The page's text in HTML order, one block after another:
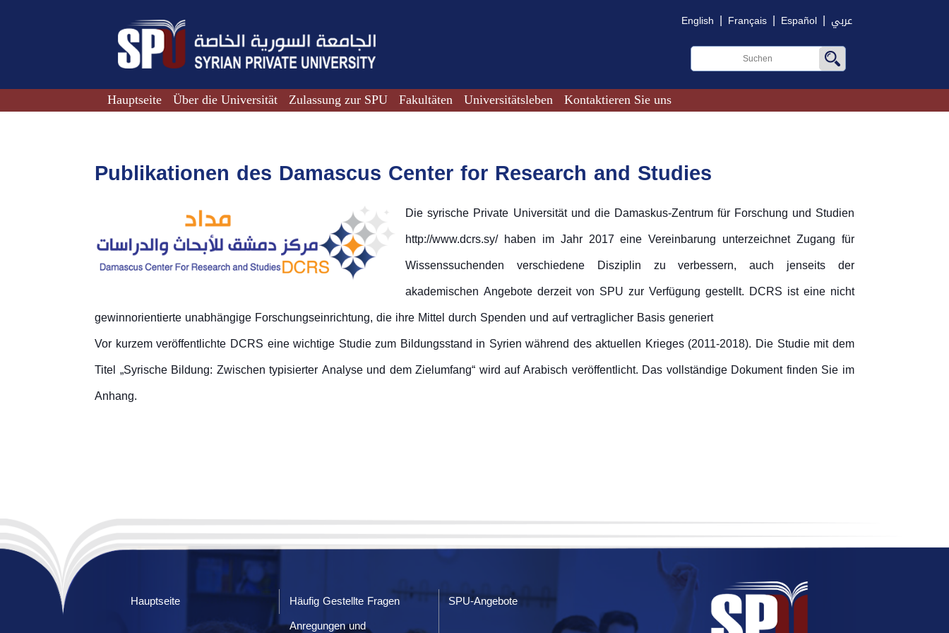
English | Français | Español | عربي
Hauptseite Über die Universität Zulassung zur SPU Fakultäten Universitätsleben Kontaktieren Sie uns
Publikationen des Damascus Center for Research and Studies
Die syrische Private Universität und die Damaskus-Zentrum für Forschung und Studien
http://www.dcrs.sy/ haben im Jahr 2017 eine Vereinbarung unterzeichnet Zugang für
Wissenssuchenden verschiedene Disziplin zu verbessern, auch jenseits der
akademischen Angebote derzeit von SPU zur Verfügung gestellt. DCRS ist eine nicht
gewinnorientierte unabhängige Forschungseinrichtung, die ihre Mittel durch Spenden und auf vertraglicher Basis generiert
Vor kurzem veröffentlichte DCRS eine wichtige Studie zum Bildungsstand in Syrien während des aktuellen Krieges (2011-2018). Die Studie mit dem
Titel „Syrische Bildung: Zwischen typisierter Analyse und dem Zielumfang“ wird auf Arabisch veröffentlicht. Das vollständige Dokument finden Sie im
Anhang.
Hauptseite Häufig Gestellte Fragen
SPU-Angebote
Anregungen und